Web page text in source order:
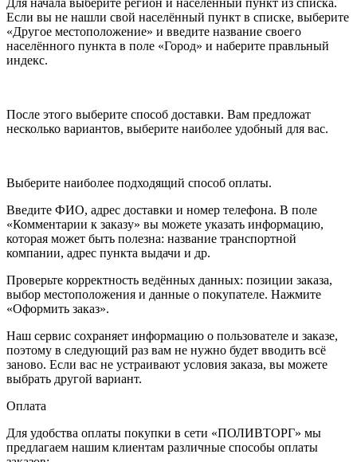
Если вы не нашли свой населённый пункт в списке, выберите
«Другое местоположение» и введите название своего
населённого пункта в поле «Город» и наберите правльный
индекс.
После этого выберите способ доставки. Вам предложат
несколько вариантов, выберите наиболее удобный для вас.
Выберите наиболее подходящий способ оплаты.
Введите ФИО, адрес доставки и номер телефона. В поле
«Комментарии к заказу» вы можете указать информацию,
которая может быть полезна: название транспортной
компании, адрес пункта выдачи и др.
Проверьте корректность ведённых данных: позиции заказа,
выбор местоположения и данные о покупателе. Нажмите
«Оформить заказ».
Наш сервис сохраняет информацию о пользователе и заказе,
поэтому в следующий раз вам не нужно будет вводить всё
заново. Если вас не устраивают условия заказа, вы можете
выбрать другой вариант.
Оплата
Для удобства оплаты покупки в сети «ПОЛИВТОРГ» мы
предлагаем нашим клиентам различные способы оплаты